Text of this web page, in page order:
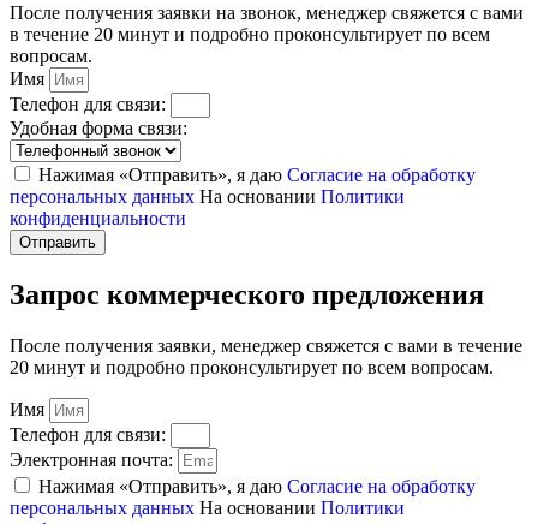
После получения заявки на звонок, менеджер свяжется с вами
в течение 20 минут и подробно проконсультирует по всем
вопросам.
Имя
Телефон для связи:
Удобная форма связи:
Нажимая «Отправить», я даю Согласие на обработку
персональных данных На основании Политики
конфиденциальности
Отправить
Запрос коммерческого предложения
После получения заявки, менеджер свяжется с вами в течение
20 минут и подробно проконсультирует по всем вопросам.
Имя
Телефон для связи:
Электронная почта:
Нажимая «Отправить», я даю Согласие на обработку
персональных данных На основании Политики